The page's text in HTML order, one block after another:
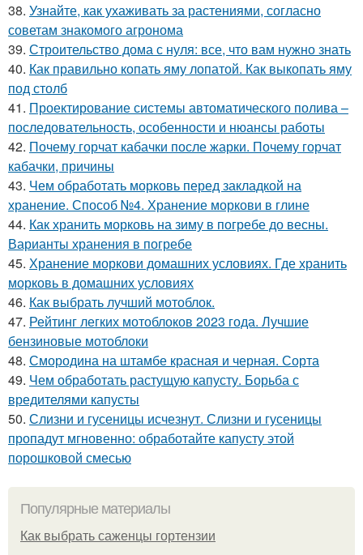
38. Узнайте, как ухаживать за растениями, согласно
советам знакомого агронома
39. Строительство дома с нуля: все, что вам нужно знать
40. Как правильно копать яму лопатой. Как выкопать яму
под столб
41. Проектирование системы автоматического полива –
последовательность, особенности и нюансы работы
42. Почему горчат кабачки после жарки. Почему горчат
кабачки, причины
43. Чем обработать морковь перед закладкой на
хранение. Способ №4. Хранение моркови в глине
44. Как хранить морковь на зиму в погребе до весны.
Варианты хранения в погребе
45. Хранение моркови домашних условиях. Где хранить
морковь в домашних условиях
46. Как выбрать лучший мотоблок.
47. Рейтинг легких мотоблоков 2023 года. Лучшие
бензиновые мотоблоки
48. Смородина на штамбе красная и черная. Сорта
49. Чем обработать растущую капусту. Борьба с
вредителями капусты
50. Слизни и гусеницы исчезнут. Слизни и гусеницы
пропадут мгновенно: обработайте капусту этой
порошковой смесью
Популярные материалы
Как выбрать саженцы гортензии